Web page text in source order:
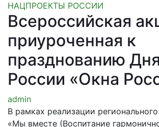
НАЦПРОЕКТЫ РОССИИ
Всероссийская
приуроченная к
празднованию Дня
России «Окна
admin
В рамках реализации
«Мы вместе (Воспитание